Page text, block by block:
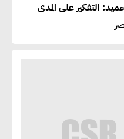
التفكير على المدى